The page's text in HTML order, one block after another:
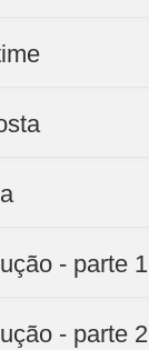
- parte 1
- parte 2